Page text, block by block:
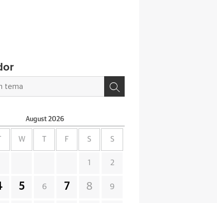
August 2026
W F S S
1 2
5 6 7 8 9